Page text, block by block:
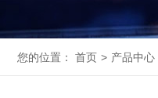
您的位置： 首页 > 产品中心